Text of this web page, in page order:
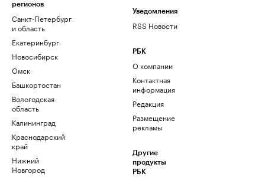
регионов
Санкт-Петербург
и область
Екатеринбург
Новосибирск
Омск
Башкортостан
Вологодская
область
Калининград
Краснодарский
край
Нижний
Новгород
Уведомления
RSS Новости
РБК
О компании
Контактная
информация
Редакция
Размещение
рекламы
Другие
продукты
РБК